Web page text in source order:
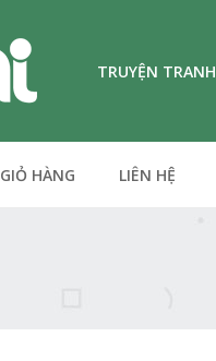
TRUYỆN TRANH
GIỎ HÀNG LIÊN HỆ